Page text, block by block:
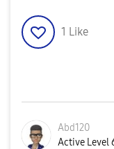
1 Like
Abd120
Active Level